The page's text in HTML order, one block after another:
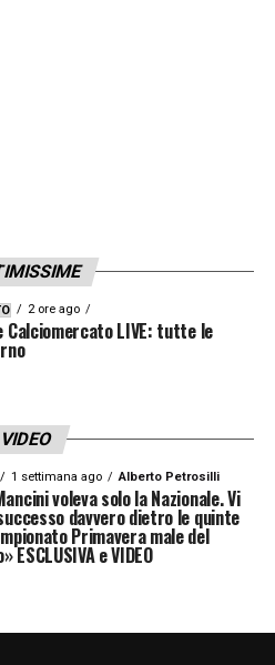
2 ore ago
Calciomercato LIVE: tutte le
VIDEO
1 settimana ago Alberto Petrosilli
voleva solo la Nazionale. Vi
davvero dietro le quinte
Primavera male del
ESCLUSIVA e VIDEO